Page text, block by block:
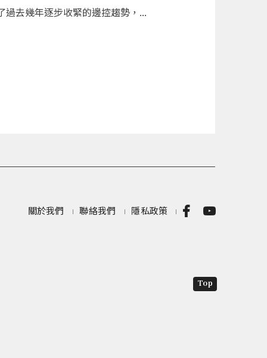
去幾年逐步收緊的邊控趨勢，...
關於我們 聯絡我們 隱私政策
Top